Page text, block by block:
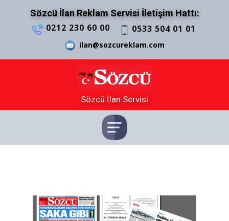
Sözcü İlan Reklam Servisi İletişim Hattı:
0212 230 60 00 0533 504 01 01
ilan@sozcureklam.com
Sözcü İlan Servisi